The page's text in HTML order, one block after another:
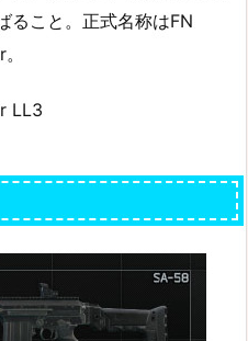
ること。正式名称はFN
LL3